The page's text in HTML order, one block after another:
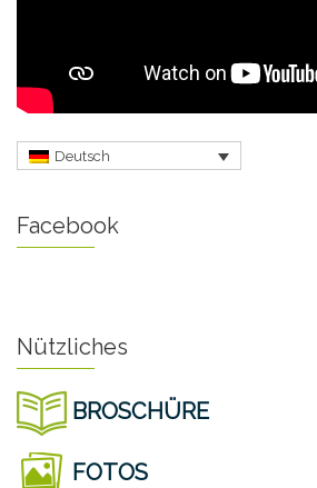
Deutsch
Facebook
Nützliches
BROSCHÜRE
FOTOS